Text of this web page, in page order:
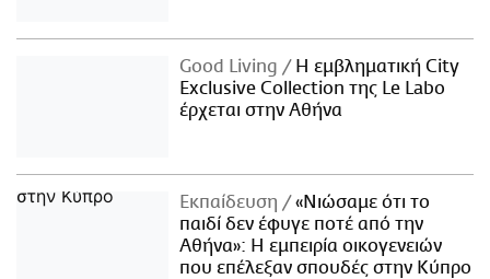
Good Living
Η εμβληματική City
Exclusive Collection της Le Labo
έρχεται στην Αθήνα
Εκπαίδευση
«Νιώσαμε ότι το
παιδί δεν έφυγε ποτέ από την
Αθήνα»: Η εμπειρία οικογενειών
που επέλεξαν σπουδές στην Κύπρο